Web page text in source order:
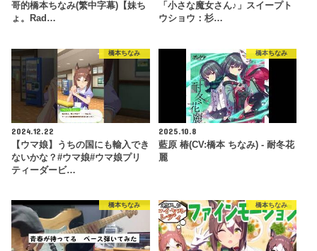
哥的橋本ちなみ(繁中字幕)【妹ち
ょ。Rad…
「小さな魔女さん♪」スイープト
ウショウ：杉…
橋本ちなみ
2024.12.22
【ウマ娘】うちの国にも輸入でき
ないかな？#ウマ娘#ウマ娘プリ
ティーダービ…
橋本ちなみ
2025.10.8
藍原 椿(CV:橋本 ちなみ) - 耐冬花
麗
橋本ちなみ 橋本ちなみ